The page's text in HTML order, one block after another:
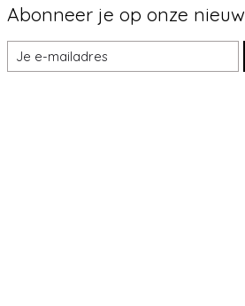
Abonneer je op onze